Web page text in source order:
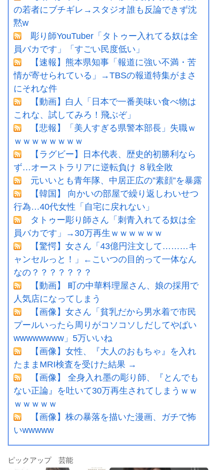
の若者にブチギレ→スタジオ誰も反論できず沈
黙w
彫り師YouTuber「タトゥー入れてる奴は全
員バカです」「すごい民度低い」
【速報】熊本県知事「報道に強い不満・苦
情が寄せられている」→TBSの報道特集がまさ
にそれな件
【動画】白人「日本で一番美味い食べ物は
これな、試してみろ！飛ぶぞ」
【悲報】「美人すぎる県警本部長」失職ｗ
ｗｗｗｗｗｗｗｗ
【ラグビー】日本代表、歴史的初勝利なら
ず…オーストラリアに逆転負け ８戦全敗
元いいとも青年隊、中居正広の”素顔”を暴露
【韓国】 向かいの部屋で繰り返しわいせつ
行為…40代女性「自宅に戻れない」
タトゥー彫り師さん「刺青入れてる奴は全
員バカです」→30万再生ｗｗｗｗｗｗ
【驚愕】女さん「43億円注文して………キ
ャンセルっと！」←こいつの目的って一体なん
なの？？？？？？？
【動画】 町の中華料理屋さん、娘の採用で
人気店になってしまう
【画像】女さん「貧乳だから男水着で市民
プールいったら周りがコソコソしだしてやばい
wwwwwwww」5万いいね
【画像】女性、『大人のおもちゃ』を入れ
たままMRI検査を受けた結果 →
【画像】 全身入れ墨の彫り師、『とんでも
ない正論』を吐いて30万再生されてしまうｗｗ
ｗｗｗｗｗ
【画像】株の暴落を描いた漫画、ガチで怖
いwwwww
ピックアップ 芸能